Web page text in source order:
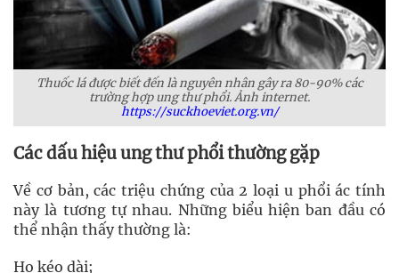
Thuốc lá được biết đến là nguyên nhân gây ra 80-90% các
trường hợp ung thư phổi. Ảnh internet.
https://suckhoeviet.org.vn/
Các dấu hiệu ung thư phổi thường gặp
Về cơ bản, các triệu chứng của 2 loại u phổi ác tính
này là tương tự nhau. Những biểu hiện ban đầu có
thể nhận thấy thường là:
Ho kéo dài;